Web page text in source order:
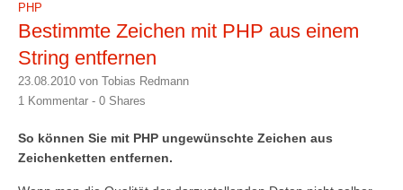
PHP
Bestimmte Zeichen mit PHP aus einem
String entfernen
23.08.2010 von Tobias Redmann
1 Kommentar - 0 Shares
So können Sie mit PHP ungewünschte Zeichen aus
Zeichenketten entfernen.